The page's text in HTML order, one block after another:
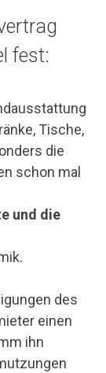
fest:
Tische,
die
schon mal
und die
des
einen
ihn